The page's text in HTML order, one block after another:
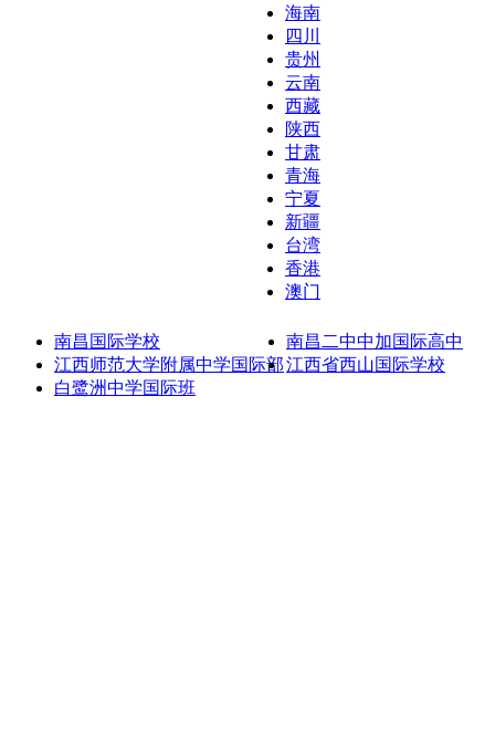
海南
四川
贵州
云南
西藏
陕西
甘肃
青海
宁夏
新疆
台湾
香港
澳门
南昌国际学校
南昌二中中加国际高中
江西师范大学附属中学国际部江西省西山国际学校
白鹭洲中学国际班